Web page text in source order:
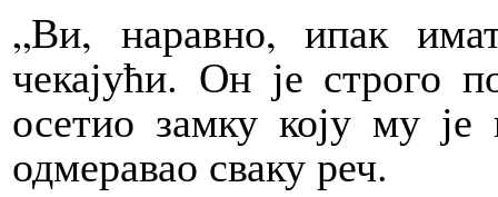
„Ви, наравно, ипак
чекајући. Он је строго
осетио замку коју му
одмеравао сваку реч.